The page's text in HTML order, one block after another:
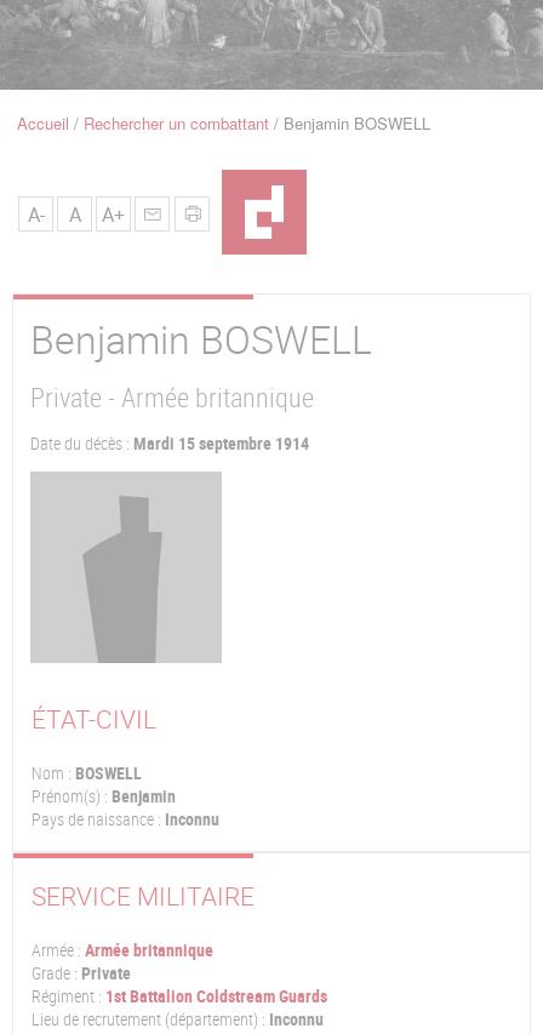
Navigation
FilAccueil Rechercher un combattant Benjamin BOSWELL
A- A A+
Benjamin BOSWELL
Private - Armée britannique
Date du décès : Mardi 15 septembre 1914
ÉTAT-CIVIL
Nom : BOSWELL
Prénom(s) : Benjamin
Pays de naissance : Inconnu
SERVICE MILITAIRE
Armée : Armée britannique
Grade : Private
Régiment : 1st Battalion Coldstream Guards
Lieu de recrutement (département) : Inconnu